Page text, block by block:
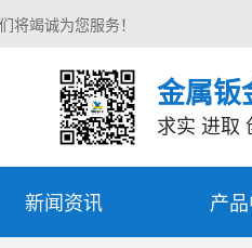
将竭诚为您服务！
金属钣
求实 进取
新闻资讯 产